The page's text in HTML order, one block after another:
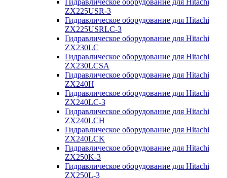
Гидравлическое оборудование для Hitachi
ZX225USR-3
Гидравлическое оборудование для Hitachi
ZX225USRLC-3
Гидравлическое оборудование для Hitachi
ZX230LC
Гидравлическое оборудование для Hitachi
ZX230LCSA
Гидравлическое оборудование для Hitachi
ZX240H
Гидравлическое оборудование для Hitachi
ZX240LC-3
Гидравлическое оборудование для Hitachi
ZX240LCH
Гидравлическое оборудование для Hitachi
ZX240LCK
Гидравлическое оборудование для Hitachi
ZX250K-3
Гидравлическое оборудование для Hitachi
ZX250L-3